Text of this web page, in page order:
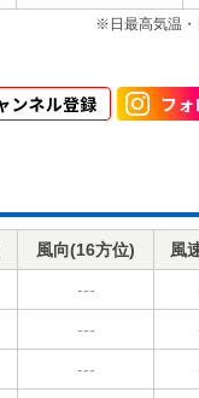
※日最高気温・
風向(16方位) 風
---
---
---